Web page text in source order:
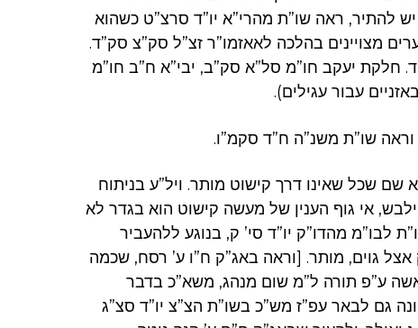
להתיר, ראה שו”ת מהרי”א יו”ד סרצ”ט כשהוא
מצויינים בהלכה לאאזמו”ר זצ”ל סק”צ סק”ד.
חלקת יעקב חו”מ סל”א סק”ב, יבי”א ח”ב חו”מ
שו”ת משנ”ה ח”ד סקמ”ו.
שכל שאינו דרך קישוט מותר. ויל”ע בניתוח
אי גוף הענין של מעשה קישוט הוא בגדר לא
לבו”מ מהדו”ק יו”ד סי’ ק, בנוגע ללהעביר
גוים, מותר. [וראה באג”ק ח”ו ע’ רסח, שכמה
ע”פ תורה ל”מ שום מנהג, משא”כ בדבר
גם לבאר עפ”ז מש”כ בשו”ת הצ”צ יו”ד סצ”ג